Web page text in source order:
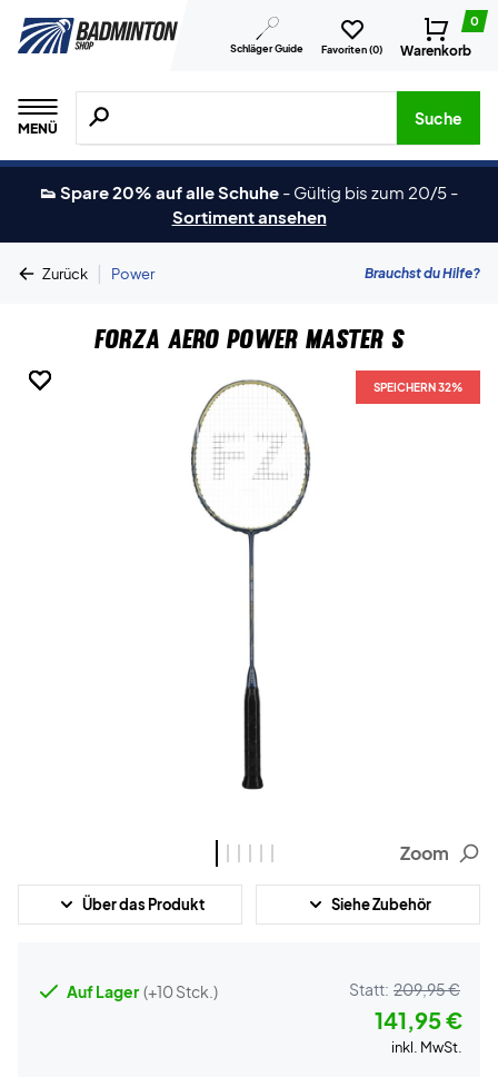
Schläger Guide Favoriten (0)
0
Warenkorb
MENÜ
Suche nach Produkten, Marken usw.
Suche
👟 Spare 20% auf alle Schuhe - Gültig bis zum 20/5 -
Sortiment ansehen
Zurück | Power Brauchst du Hilfe?
Forza Aero Power Master S
SPEICHERN 32%
SPEICHERN 32%
SPEICHERN 32%
SPEICHERN 32%
SPEICHERN 32%
SPEICHERN 32%
Zoom
Über das Produkt Siehe Zubehör
Auf Lager (+10 Stck.) Statt: 209,95 €
141,95 €
inkl. MwSt.